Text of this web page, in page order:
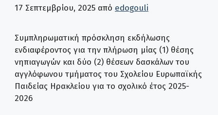
17 Σεπτεμβρίου, 2025 από edogouli
Συμπληρωματική πρόσκληση εκδήλωσης
ενδιαφέροντος για την πλήρωση μίας (1) θέσης
νηπιαγωγών και δύο (2) θέσεων δασκάλων του
αγγλόφωνου τμήματος του Σχολείου Ευρωπαϊκής
Παιδείας Ηρακλείου για το σχολικό έτος 2025-
2026